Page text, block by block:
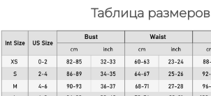
Таблица размеров